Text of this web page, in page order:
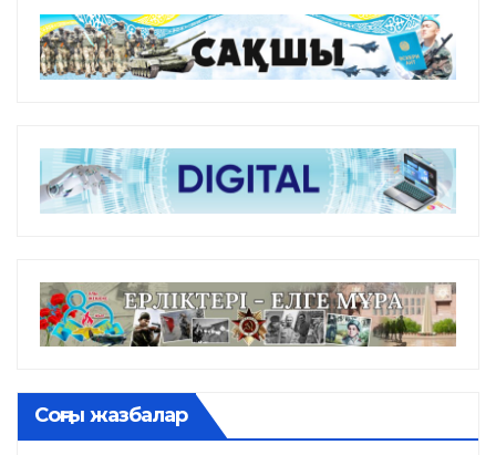
Соңғы жазбалар